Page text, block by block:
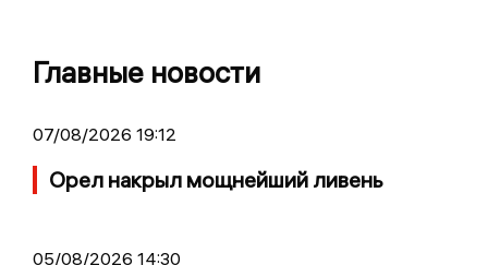
Главные новости
07/08/2026 19:12
Орел накрыл мощнейший ливень
05/08/2026 14:30